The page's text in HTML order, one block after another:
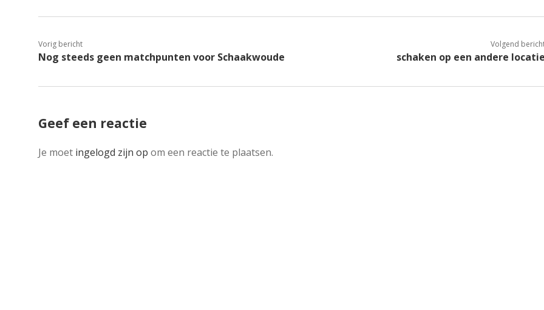
Vorig bericht
Nog steeds geen matchpunten voor Schaakwoude
Volgend
schaken op een andere locatie
Geef een reactie
Je moet ingelogd zijn op om een reactie te plaatsen.